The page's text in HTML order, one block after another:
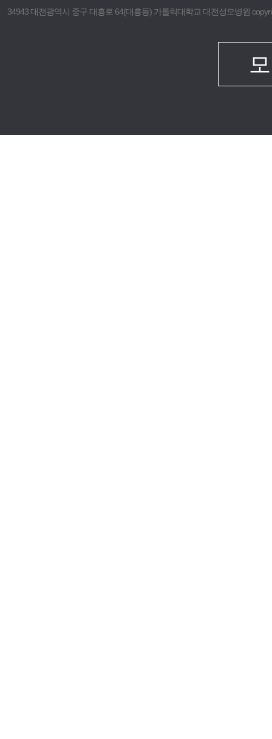
은평성모병원
간호대학
보건의료경
임상치과학
임상간호대
34943 대전광역시 중구 대흥로 64(대흥동) 가톨릭대학교 대전성모병원